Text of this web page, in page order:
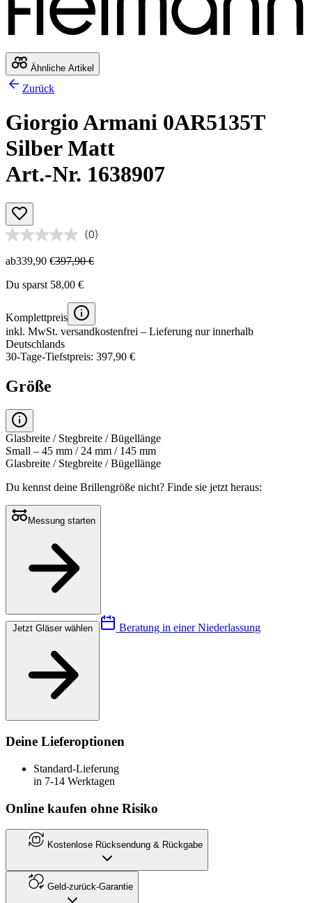
Ähnliche Artikel
Zurück
Giorgio Armani 0AR5135T
Silber Matt
Art.-Nr. 1638907
(0)
ab339,90 €397,90 €
Du sparst 58,00 €
Komplettpreis
inkl. MwSt. versandkostenfrei – Lieferung nur innerhalb
Deutschlands
30-Tage-Tiefstpreis: 397,90 €
Größe
Glasbreite / Stegbreite / Bügellänge
Small – 45 mm / 24 mm / 145 mm
Glasbreite / Stegbreite / Bügellänge
Du kennst deine Brillengröße nicht? Finde sie jetzt heraus:
Messung starten
Beratung in einer Niederlassung
Deine Lieferoptionen
Standard-Lieferung
in 7-14 Werktagen
Online kaufen ohne Risiko
Kostenlose Rücksendung & Rückgabe
Geld-zurück-Garantie